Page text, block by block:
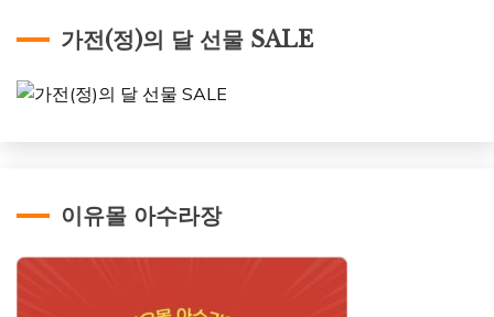
가전(정)의 달 선물 SALE
이유몰 아수라장